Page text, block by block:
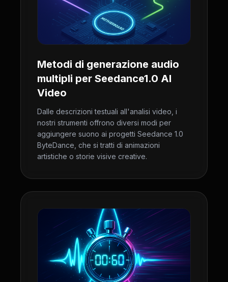
Metodi di generazione audio
multipli per Seedance1.0 AI
Video
Dalle descrizioni testuali all'analisi video, i
nostri strumenti offrono diversi modi per
aggiungere suono ai progetti Seedance 1.0
ByteDance, che si tratti di animazioni
artistiche o storie visive creative.